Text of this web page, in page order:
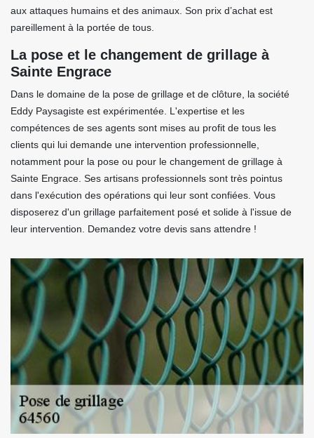
aux attaques humains et des animaux. Son prix d’achat est
pareillement à la portée de tous.
La pose et le changement de grillage à
Sainte Engrace
Dans le domaine de la pose de grillage et de clôture, la société
Eddy Paysagiste est expérimentée. L'expertise et les
compétences de ses agents sont mises au profit de tous les
clients qui lui demande une intervention professionnelle,
notamment pour la pose ou pour le changement de grillage à
Sainte Engrace. Ses artisans professionnels sont très pointus
dans l'exécution des opérations qui leur sont confiées. Vous
disposerez d'un grillage parfaitement posé et solide à l'issue de
leur intervention. Demandez votre devis sans attendre !